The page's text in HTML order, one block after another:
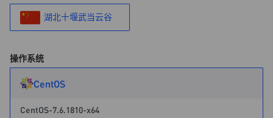
湖北十堰武当云谷
操作系统
CentOS
CentOS-7.6.1810-x64